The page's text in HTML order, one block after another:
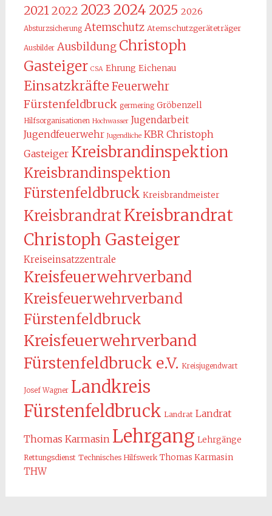
20212022 2023 2024 2025 2026
Absturzsicherung Atemschutz Atemschutzgeräteträger
Ausbilder Ausbildung Christoph
Gasteiger CSA Ehrung Eichenau
Einsatzkräfte Feuerwehr
Fürstenfeldbruck germering Gröbenzell
Hilfsorganisationen Hochwasser Jugendarbeit
Jugendfeuerwehr Jugendliche KBR Christoph
Gasteiger Kreisbrandinspektion
Kreisbrandinspektion
Fürstenfeldbruck Kreisbrandmeister
KreisbrandratKreisbrandrat
Christoph Gasteiger
Kreiseinsatzzentrale
Kreisfeuerwehrverband
Kreisfeuerwehrverband
Fürstenfeldbruck
Kreisfeuerwehrverband
Fürstenfeldbruck e.V. Kreisjugendwart
Josef Wagner Landkreis
Fürstenfeldbruck Landrat Landrat
Thomas Karmasin Lehrgang Lehrgänge
Rettungsdienst Technisches Hilfswerk Thomas Karmasin
THW